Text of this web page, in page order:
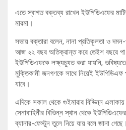
এতে স্বাগত বক্তব্য রাখেন ইউপিডিএফের
মারমা।
সভায় বক্তারা বলেন, নানা প্রতিকূলতা ও
আজ ২২ বছর অতিক্রান্ত করে তেইশ বছরে পা
ইউপিডিএফকে লক্ষ্যচ্যুত করা যায়নি,
মুক্তিকামী জনগণকে সাথে নিয়েই ইউপিডিএফ
যাবে।
এদিকে সকাল থেকে ‍গুইমারার বিভিন্ন
সেনাবাহিনীর বিভিন্ন স্থান থেকে ইউপিডিএফের
ব্যানার-ফেস্টুন তুলে নিয়ে যায় বলে জানা গেছে।